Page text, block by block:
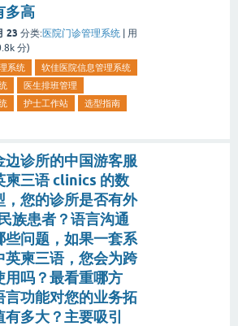
多高
23 分类:医院门诊管理系统
用
分)
系统
软佳医院信息管理系统
医生排班管理
护士工作站
选型指南
边诊所的中国游客服
柬三语 clinics 的数
，您的诊所是否有外
族患者？语言沟通
些问题，如果一套系
英柬三语，您会为跨
用吗？最看重哪方
言功能对您的业务拓
有多大？主要吸引